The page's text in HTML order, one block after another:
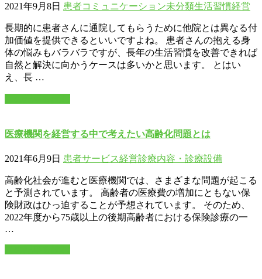
2021年9月8日 患者コミュニケーション未分類生活習慣経営
長期的に患者さんに通院してもらうために他院とは異なる付
加価値を提供できるといいですよね。 患者さんの抱える身
体の悩みもバラバラですが、長年の生活習慣を改善できれば
自然と解決に向かうケースは多いかと思います。 とはい
え、長 …
医療機関を経営する中で考えたい高齢化問題とは
2021年6月9日 患者サービス経営診療内容・診療設備
高齢化社会が進むと医療機関では、さまざまな問題が起こる
と予測されています。 高齢者の医療費の増加にともない保
険財政はひっ迫することが予想されています。 そのため、
2022年度から75歳以上の後期高齢者における保険診療の一
…